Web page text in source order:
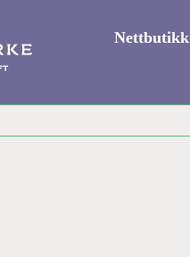
Nettbutikk